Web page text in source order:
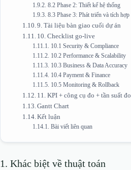
8.2 Phase 2: Thiết kế hệ thống
8.3 Phase 3: Phát triển và tích hợp
9. Tài liệu bàn giao cuối dự án
10. Checklist go-live
10.1 Security & Compliance
10.2 Performance & Scalability
10.3 Business & Data Accuracy
10.4 Payment & Finance
10.5 Monitoring & Rollback
11. KPI + công cụ đo + tần suất đo
Gantt Chart
Kết luận
Bài viết liên quan
1. Khác biệt về thuật toán